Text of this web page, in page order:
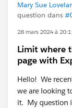
Mary Sue
question dans
28 mars 2024 à
Limit where
page with
Hello! We
we are looking
it. My question